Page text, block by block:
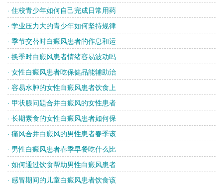
· 住校青少年如何自己完成日常用药
· 学业压力大的青少年如何坚持规律
· 季节交替时白癜风患者的作息和运
· 换季时白癜风患者情绪容易波动吗
· 女性白癜风患者吃保健品能辅助治
· 容易水肿的女性白癜风患者饮食上
· 甲状腺问题合并白癜风的女性患者
· 长期素食的女性白癜风患者如何保
· 痛风合并白癜风的男性患者春季该
· 男性白癜风患者春季早餐吃什么比
· 如何通过饮食帮助男性白癜风患者
· 感冒期间的儿童白癜风患者饮食该